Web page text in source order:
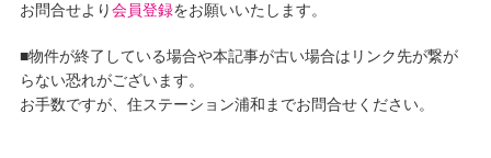
お問合せより会員登録をお願いいたします。
■物件が終了している場合や本記事が古い場合はリンク先が繋が
らない恐れがございます。
お手数ですが、住ステーション浦和までお問合せください。